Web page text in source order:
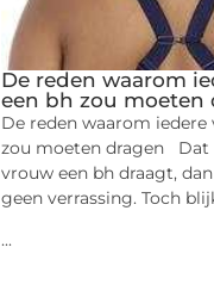
De reden waarom
een bh zou moeten
De reden waarom iedere
zou moeten dragen Dat
vrouw een bh draagt,
geen verrassing. Toch
...